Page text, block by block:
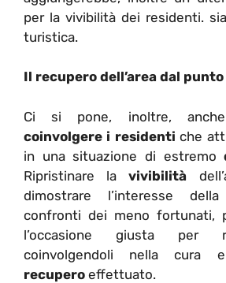
per la vivibilità dei residenti.
turistica.
Il recupero dell’area dal
Ci si pone, inoltre,
coinvolgere i residenti che
in una situazione di estremo
Ripristinare lavivibilità
dimostrare l’interesse
confronti dei meno fortunati,
l’occasione giusta per
coinvolgendoli nella cura
recupero effettuato.